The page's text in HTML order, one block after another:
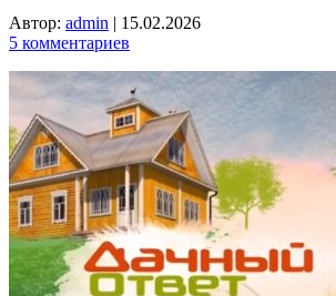
Автор: admin | 15.02.2026
5 комментариев